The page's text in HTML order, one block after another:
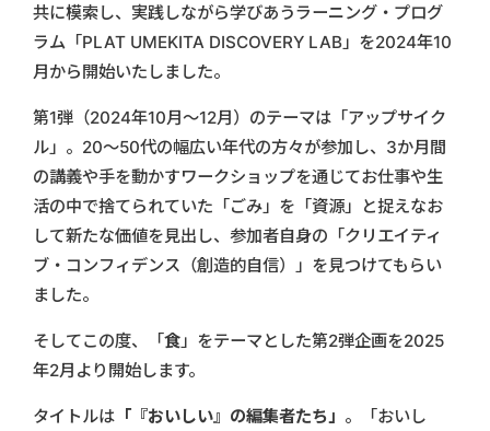
共に模索し、実践しながら学びあうラーニング・プログ
ラム「PLAT UMEKITA DISCOVERY LAB」を2024年10
月から開始いたしました。
第1弾（2024年10月〜12月）のテーマは「アップサイク
ル」。20～50代の幅広い年代の方々が参加し、3か月間
の講義や手を動かすワークショップを通じてお仕事や生
活の中で捨てられていた「ごみ」を「資源」と捉えなお
して新たな価値を見出し、参加者自身の「クリエイティ
ブ・コンフィデンス（創造的自信）」を見つけてもらい
ました。
そしてこの度、「食 」をテーマとした第2弾企画を2025
年2月より開始します。
タイトルは 「『おいしい』の編集者たち」 。「おいし